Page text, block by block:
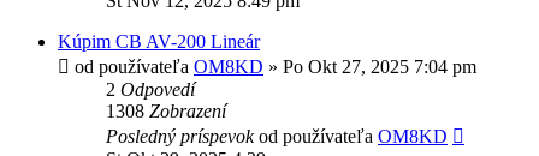
Kúpim CB AV-200 Lineár
od používateľa OM8KD » Po Okt 27, 2025 7:04 pm
2 Odpovedí
1308 Zobrazení
Posledný príspevokod používateľa OM8KD